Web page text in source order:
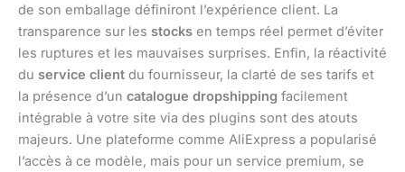
de son emballage définiront l’expérience client. La
transparence sur les stocks en temps réel permet d’éviter
les ruptures et les mauvaises surprises. Enfin, la réactivité
du service client du fournisseur, la clarté de ses tarifs et
la présence d’un catalogue dropshipping facilement
intégrable à votre site via des plugins sont des atouts
majeurs. Une plateforme comme AliExpress a popularisé
l’accès à ce modèle, mais pour un service premium, se